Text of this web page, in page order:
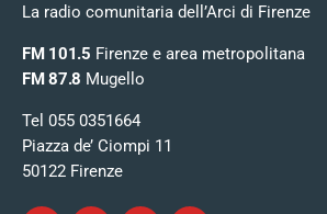
La radio comunitaria dell’Arci di Firenze
FM 101.5 Firenze e area metropolitana
FM 87.8 Mugello
Tel 055 0351664
Piazza de’ Ciompi 11
50122 Firenze